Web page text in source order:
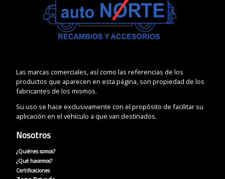
Las marcas comerciales, así como las referencias de los
productos que aparecen en esta página, son propiedad de los
fabricantes de los mismos.
Su uso se hace exclusivamente con el propósito de facilitar su
aplicación en el vehículo a que van destinados.
Nosotros
¿Quiénes somos?
¿Qué hacemos?
Certificaciones